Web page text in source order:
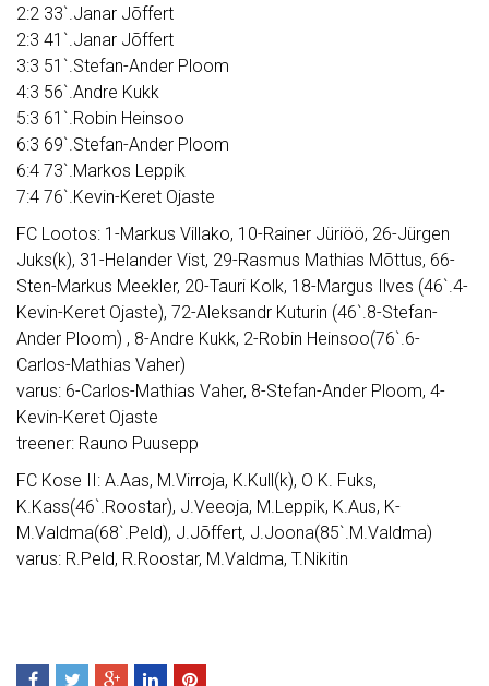
2:2 33`.Janar Jõffert
2:3 41`.Janar Jõffert
3:3 51`.Stefan-Ander Ploom
4:3 56`.Andre Kukk
5:3 61`.Robin Heinsoo
6:3 69`.Stefan-Ander Ploom
6:4 73`.Markos Leppik
7:4 76`.Kevin-Keret Ojaste
FC Lootos: 1-Markus Villako, 10-Rainer Jüriöö, 26-Jürgen
Juks(k), 31-Helander Vist, 29-Rasmus Mathias Mõttus, 66-
Sten-Markus Meekler, 20-Tauri Kolk, 18-Margus Ilves (46`.4-
Kevin-Keret Ojaste), 72-Aleksandr Kuturin (46`.8-Stefan-
Ander Ploom) , 8-Andre Kukk, 2-Robin Heinsoo(76`.6-
Carlos-Mathias Vaher)
varus: 6-Carlos-Mathias Vaher, 8-Stefan-Ander Ploom, 4-
Kevin-Keret Ojaste
treener: Rauno Puusepp
FC Kose II: A.Aas, M.Virroja, K.Kull(k), O K. Fuks,
K.Kass(46`.Roostar), J.Veeoja, M.Leppik, K.Aus, K-
M.Valdma(68`.Peld), J.Jõffert, J.Joona(85`.M.Valdma)
varus: R.Peld, R.Roostar, M.Valdma, T.Nikitin